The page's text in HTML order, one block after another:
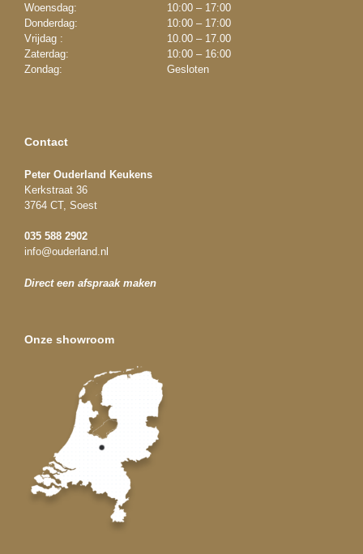
Woensdag:
10:00 – 17:00
Donderdag:
10:00 – 17:00
Vrijdag :
10.00 – 17.00
Zaterdag:
10:00 – 16:00
Zondag:
Gesloten
Contact
Peter Ouderland Keukens
Kerkstraat 36
3764 CT, Soest
035 588 2902
info@ouderland.nl
Direct een afspraak maken
Onze showroom